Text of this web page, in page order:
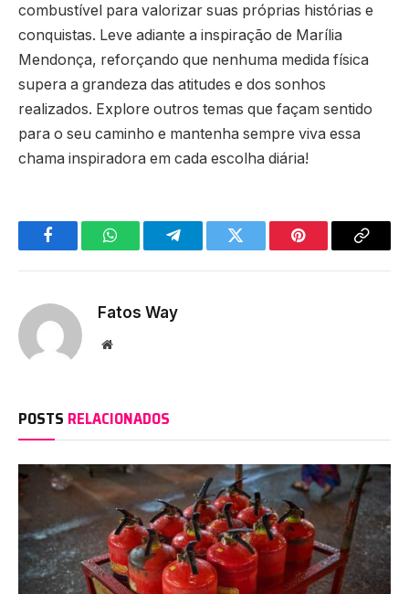
combustível para valorizar suas próprias histórias e
conquistas. Leve adiante a inspiração de Marília
Mendonça, reforçando que nenhuma medida física
supera a grandeza das atitudes e dos sonhos
realizados. Explore outros temas que façam sentido
para o seu caminho e mantenha sempre viva essa
chama inspiradora em cada escolha diária!
FacebookWhatsAppTelegramTwitter Pinterest Copy
Fatos Way
Website
POSTS RELACIONADOS